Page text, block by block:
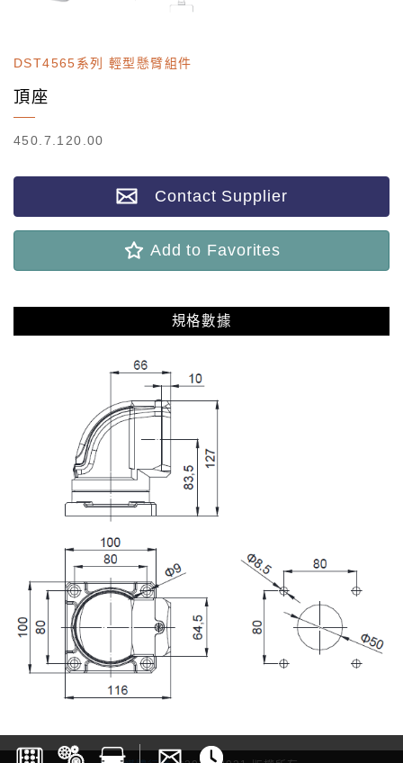
DST4565系列 輕型懸臂組件
頂座
450.7.120.00
Contact Supplier
Add to Favorites
規格數據